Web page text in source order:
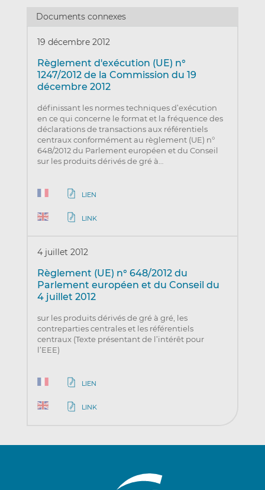
Documents connexes
19 décembre 2012
Règlement d'exécution (UE) n°
1247/2012 de la Commission du 19
décembre 2012
définissant les normes techniques d’exécution
en ce qui concerne le format et la fréquence des
déclarations de transactions aux référentiels
centraux conformément au règlement (UE) n°
648/2012 du Parlement européen et du Conseil
sur les produits dérivés de gré à…
LIEN
LINK
4 juillet 2012
Règlement (UE) n° 648/2012 du
Parlement européen et du Conseil du
4 juillet 2012
sur les produits dérivés de gré à gré, les
contreparties centrales et les référentiels
centraux (Texte présentant de l’intérêt pour
l’EEE)
LIEN
LINK